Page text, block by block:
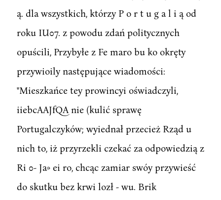
ą. dla wszystkich, którzy P o r t u g a l i ą od
roku IU07. z powodu zdań politycznych
opuścili, Przybyłe z Fe maro bu ko okręty
przywioily następujące wiadomości:
"Mieszkańce tey prowincyi oświadczyli,
iiebcAAJfQA nie (kulić sprawę
Portugalczyków; wyiednał przecież Rząd u
nich to, iż przyrzekli czekać za odpowiedzią z
Ri 0- Ja» ei ro, chcąc zamiar swóy przywieść
do skutku bez krwi lozł - wu. Brik